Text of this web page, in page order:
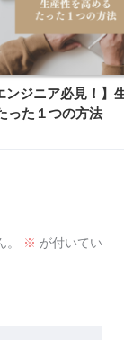
ンジニア必見！】
った１つの方法
※ が付いてい